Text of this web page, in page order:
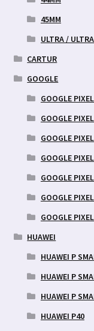
45MM
ULTRA /
CARTUR
GOOGLE
GOOGLE
GOOGLE
GOOGLE
GOOGLE
GOOGLE
GOOGLE
GOOGLE
HUAWEI
HUAWEI P
HUAWEI P
HUAWEI P
HUAWEI P40